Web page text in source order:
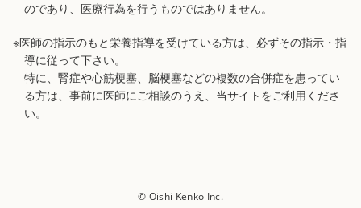
のであり、医療行為を行うものではありません。
※医師の指示のもと栄養指導を受けている方は、必ずその指示・指
導に従って下さい。
特に、腎症や心筋梗塞、脳梗塞などの複数の合併症を患ってい
る方は、事前に医師にご相談のうえ、当サイトをご利用くださ
い。
© Oishi Kenko Inc.